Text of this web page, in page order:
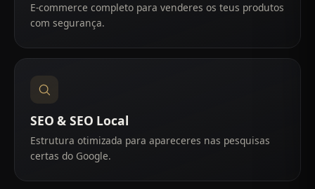
E-commerce completo para venderes os teus produtos
com segurança.
SEO & SEO Local
Estrutura otimizada para apareceres nas pesquisas
certas do Google.